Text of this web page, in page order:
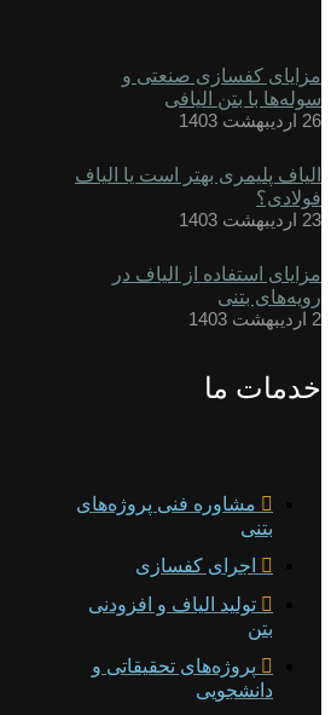
مزایای کفسازی صنعتی و
سوله‌ها با بتن الیافی
26 اردیبهشت 1403
الیاف پلیمری بهتر است یا الیاف
فولادی؟
23 اردیبهشت 1403
مزایای استفاده از الیاف در
رویه‌های بتنی
2 اردیبهشت 1403
خدمات ما
مشاوره فنی پروژه‌های
بتنی
اجرای کفسازی
تولید الیاف و افزودنی
بتن
پروژه‌های تحقیقاتی و
دانشجویی